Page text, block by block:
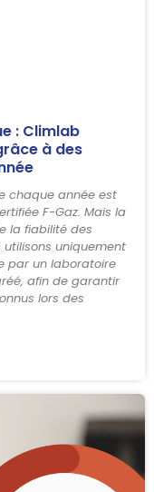
: Climlab
à des
chaque année est
F-Gaz. Mais la
la fiabilité des
utilisons uniquement
par un laboratoire
afin de garantir
lors des